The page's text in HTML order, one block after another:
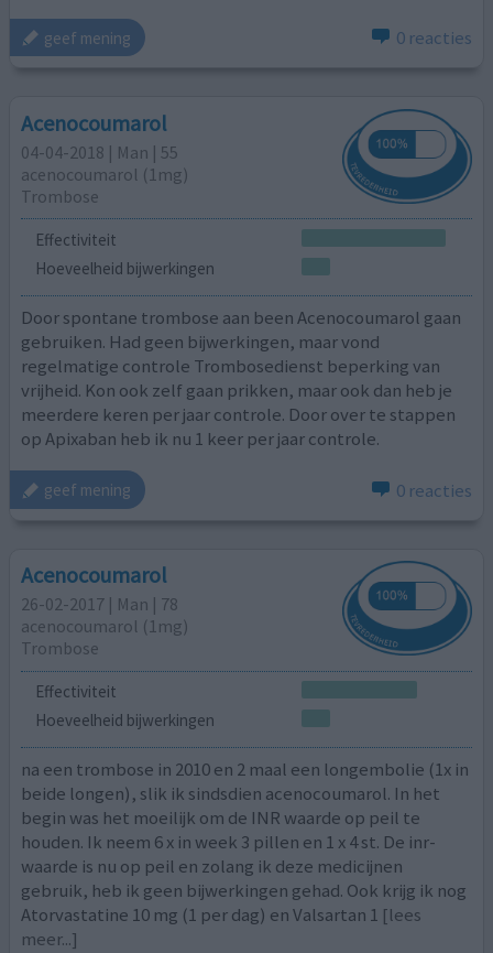
geef mening 0 reacties
Acenocoumarol
04-04-2018 | Man | 55
acenocoumarol (1mg)
Trombose
Effectiviteit
Hoeveelheid bijwerkingen
Door spontane trombose aan been Acenocoumarol gaan
gebruiken. Had geen bijwerkingen, maar vond
regelmatige controle Trombosedienst beperking van
vrijheid. Kon ook zelf gaan prikken, maar ook dan heb je
meerdere keren per jaar controle. Door over te stappen
op Apixaban heb ik nu 1 keer per jaar controle.
geef mening 0 reacties
Acenocoumarol
26-02-2017 | Man | 78
acenocoumarol (1mg)
Trombose
Effectiviteit
Hoeveelheid bijwerkingen
na een trombose in 2010 en 2 maal een longembolie (1x in
beide longen), slik ik sindsdien acenocoumarol. In het
begin was het moeilijk om de INR waarde op peil te
houden. Ik neem 6 x in week 3 pillen en 1 x 4 st. De inr-
waarde is nu op peil en zolang ik deze medicijnen
gebruik, heb ik geen bijwerkingen gehad. Ook krijg ik nog
Atorvastatine 10 mg (1 per dag) en Valsartan 1 [lees
meer...]